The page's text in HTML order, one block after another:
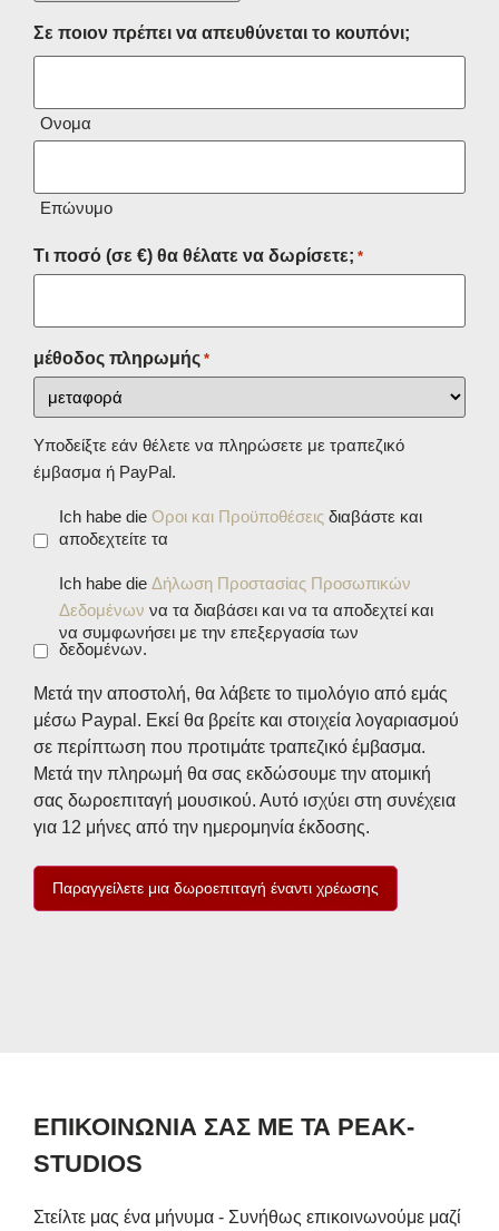
Σε ποιον πρέπει να απευθύνεται το κουπόνι;
Ονομα
Επώνυμο
Τι ποσό (σε €) θα θέλατε να δωρίσετε; *
μέθοδος πληρωμής *
Υποδείξτε εάν θέλετε να πληρώσετε με τραπεζικό
έμβασμα ή PayPal.
Οροι
και
Ich habe die Οροι και Προϋποθέσεις διαβάστε και
αποδεχτείτε τα
Δήλωση
Προστασίας
Προσωπικών
Δεδομένων
*
Ich habe die Δήλωση Προστασίας Προσωπικών
Δεδομένων να τα διαβάσει και να τα αποδεχτεί και
να συμφωνήσει με την επεξεργασία των
δεδομένων.
Μετά την αποστολή, θα λάβετε το τιμολόγιο από εμάς
μέσω Paypal. Εκεί θα βρείτε και στοιχεία λογαριασμού
σε περίπτωση που προτιμάτε τραπεζικό έμβασμα.
Μετά την πληρωμή θα σας εκδώσουμε την ατομική
σας δωροεπιταγή μουσικού. Αυτό ισχύει στη συνέχεια
για 12 μήνες από την ημερομηνία έκδοσης.
Παραγγείλετε μια δωροεπιταγή έναντι χρέωσης
ΕΠΙΚΟΙΝΩΝΙΑ ΣΑΣ ΜΕ ΤΑ PEAK-
STUDIOS
Στείλτε μας ένα μήνυμα - Συνήθως επικοινωνούμε μαζί